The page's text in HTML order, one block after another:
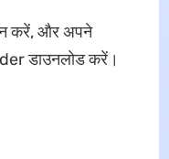
करें, और अपने
डाउनलोड करें।